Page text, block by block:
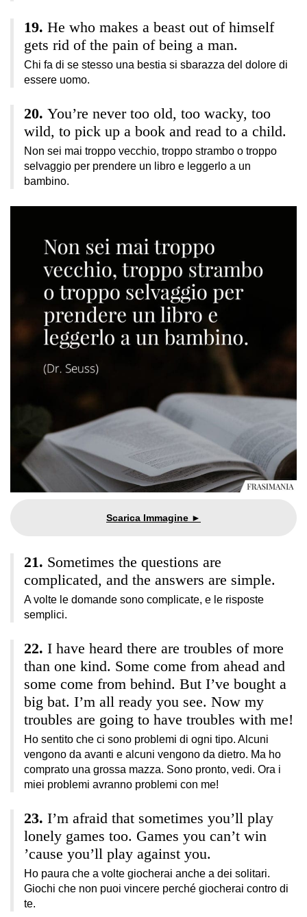
He who makes a beast out of himself
gets rid of the pain of being a man.
Chi fa di se stesso una bestia si sbarazza del dolore di
essere uomo.
You’re never too old, too wacky, too
wild, to pick up a book and read to a child.
Non sei mai troppo vecchio, troppo strambo o troppo
selvaggio per prendere un libro e leggerlo a un
bambino.
Sometimes the questions are
complicated, and the answers are simple.
A volte le domande sono complicate, e le risposte
semplici.
I have heard there are troubles of more
than one kind. Some come from ahead and
some come from behind. But I’ve bought a
big bat. I’m all ready you see. Now my
troubles are going to have troubles with me!
Ho sentito che ci sono problemi di ogni tipo. Alcuni
vengono da avanti e alcuni vengono da dietro. Ma ho
comprato una grossa mazza. Sono pronto, vedi. Ora i
miei problemi avranno problemi con me!
I’m afraid that sometimes you’ll play
lonely games too. Games you can’t win
’cause you’ll play against you.
Ho paura che a volte giocherai anche a dei solitari.
Giochi che non puoi vincere perché giocherai contro di
te.